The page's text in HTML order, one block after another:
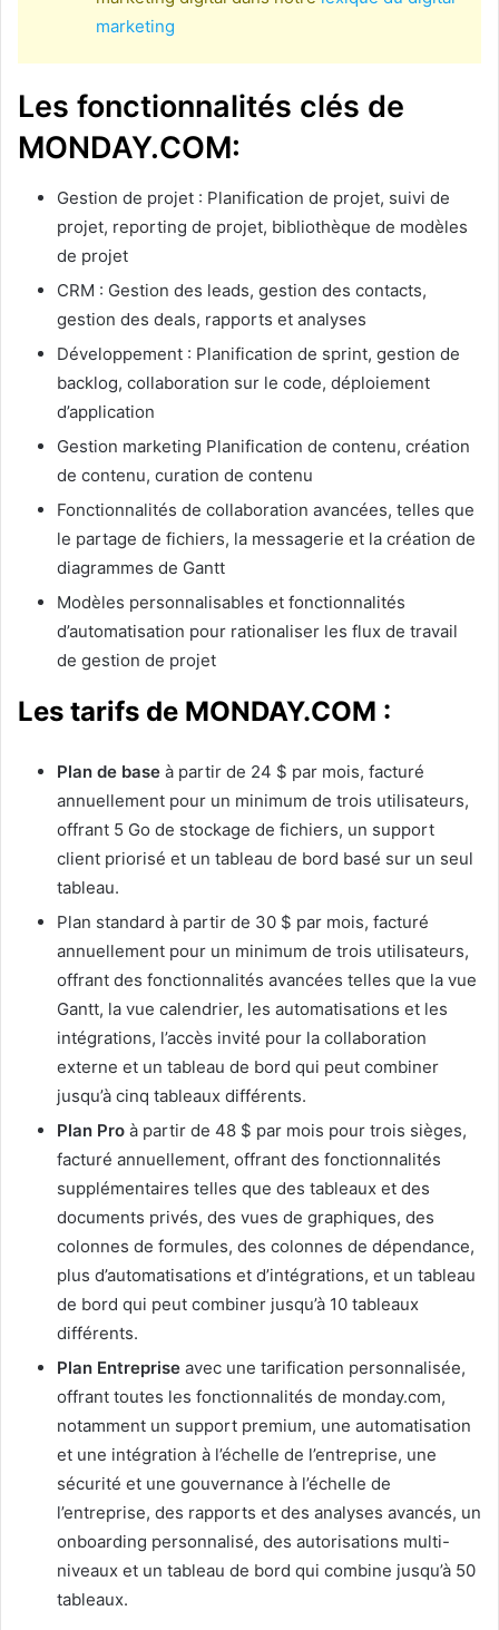
marketing
Les fonctionnalités clés de
MONDAY.COM:
Gestion de projet : Planification de projet, suivi de
projet, reporting de projet, bibliothèque de modèles
de projet
CRM : Gestion des leads, gestion des contacts,
gestion des deals, rapports et analyses
Développement : Planification de sprint, gestion de
backlog, collaboration sur le code, déploiement
d’application
Gestion marketing Planification de contenu, création
de contenu, curation de contenu
Fonctionnalités de collaboration avancées, telles que
le partage de fichiers, la messagerie et la création de
diagrammes de Gantt
Modèles personnalisables et fonctionnalités
d’automatisation pour rationaliser les flux de travail
de gestion de projet
Les tarifs de MONDAY.COM :
Plan de base à partir de 24 $ par mois, facturé
annuellement pour un minimum de trois utilisateurs,
offrant 5 Go de stockage de fichiers, un support
client priorisé et un tableau de bord basé sur un seul
tableau.
Plan standard à partir de 30 $ par mois, facturé
annuellement pour un minimum de trois utilisateurs,
offrant des fonctionnalités avancées telles que la vue
Gantt, la vue calendrier, les automatisations et les
intégrations, l’accès invité pour la collaboration
externe et un tableau de bord qui peut combiner
jusqu’à cinq tableaux différents.
Plan Pro à partir de 48 $ par mois pour trois sièges,
facturé annuellement, offrant des fonctionnalités
supplémentaires telles que des tableaux et des
documents privés, des vues de graphiques, des
colonnes de formules, des colonnes de dépendance,
plus d’automatisations et d’intégrations, et un tableau
de bord qui peut combiner jusqu’à 10 tableaux
différents.
Plan Entreprise avec une tarification personnalisée,
offrant toutes les fonctionnalités de monday.com,
notamment un support premium, une automatisation
et une intégration à l’échelle de l’entreprise, une
sécurité et une gouvernance à l’échelle de
l’entreprise, des rapports et des analyses avancés, un
onboarding personnalisé, des autorisations multi-
niveaux et un tableau de bord qui combine jusqu’à 50
tableaux.